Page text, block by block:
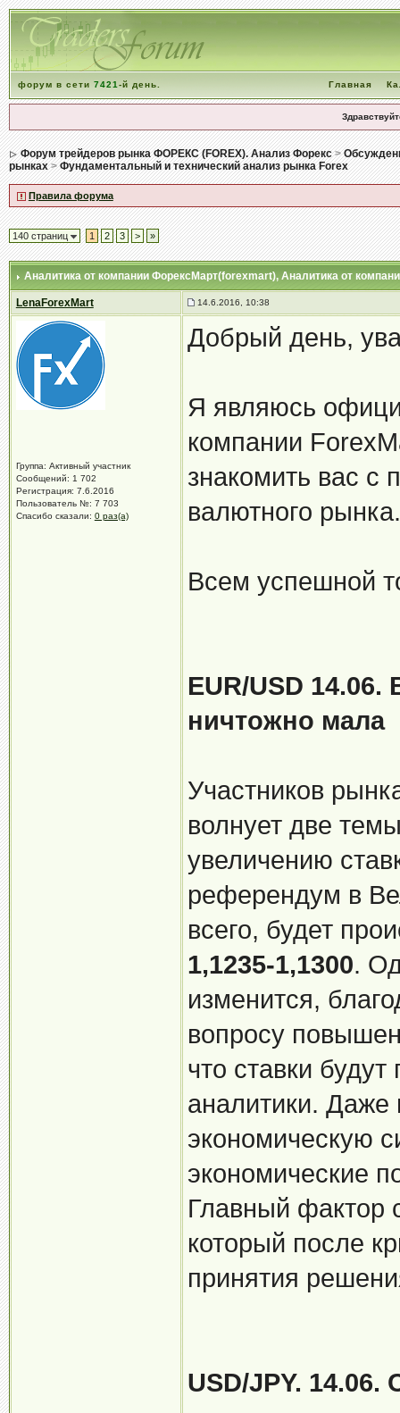
форум в сети 7421 -й день. Главная
Форум трейдеров рынка ФОРЕКС (FOREX). Анализ Форекс>
рынках>Фундаментальный и технический анализ рынка Forex
Правила форума
140 страниц 1 2 3 > »
Аналитика от компании ФорексМарт(forexmart), Аналитика от
LenaForexMart 14.6.2016, 10:38
Группа: Активный участник
Сообщений: 1 702
Регистрация: 7.6.2016
Пользователь №: 7 703
Спасибо сказали: 0 раз(а)
Добрый день,
Я являюсь
компании
знакомить вас с
валютного рынка.
Всем успешной
EUR/USD
ничтожно мала
Участников
волнует две
увеличению
референдум в
всего, будет
1,1235-1,1300.
изменится,
вопросу
что ставки
аналитики.
экономическую
экономические
Главный фактор
который после
принятия
USD/JPY.